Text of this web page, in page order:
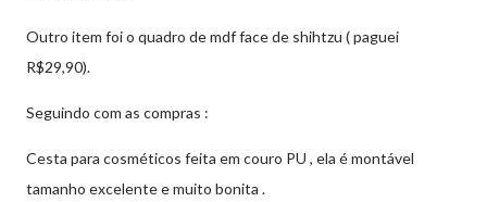
Outro item foi o quadro de mdf face de shihtzu ( paguei
R$29,90).
Seguindo com as compras :
Cesta para cosméticos feita em couro PU , ela é montável
tamanho excelente e muito bonita .